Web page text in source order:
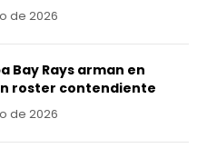
de 2026
Bay Rays arman en
roster contendiente
de 2026